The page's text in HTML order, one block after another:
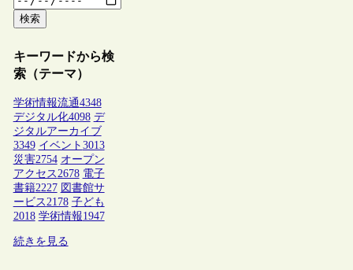
検索
キーワードから検
索（テーマ）
学術情報流通4348
デジタル化4098 デ
ジタルアーカイブ
3349 イベント 3013
災害2754 オープン
アクセス 2678 電子
書籍2227 図書館サ
ービス 2178 子ども
2018 学術情報1947
続きを見る